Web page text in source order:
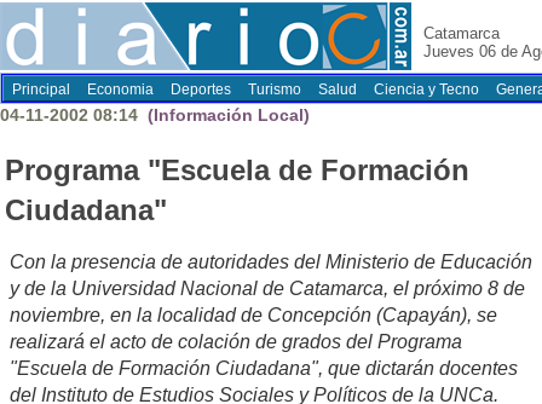
Catamarca
Jueves 06 de
Principal Economia Deportes Turismo Salud Ciencia y Tecno
04-11-2002 08:14 (Información Local)
Programa "Escuela de Formación
Ciudadana"
Con la presencia de autoridades del Ministerio de Educación
y de la Universidad Nacional de Catamarca, el próximo 8 de
noviembre, en la localidad de Concepción (Capayán), se
realizará el acto de colación de grados del Programa
"Escuela de Formación Ciudadana", que dictarán docentes
del Instituto de Estudios Sociales y Políticos de la UNCa.